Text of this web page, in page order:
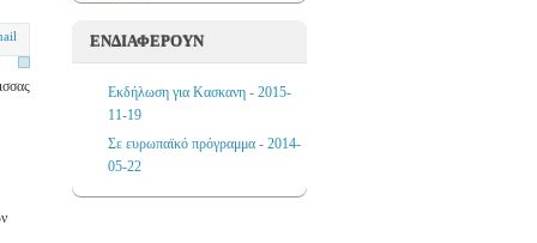
ΕΝΔΙΑΦΕΡΟΥΝ
Εκδήλωση για Κασκανη - 2015-
11-19
Σε ευρωπαϊκό πρόγραμμα - 2014-
05-22